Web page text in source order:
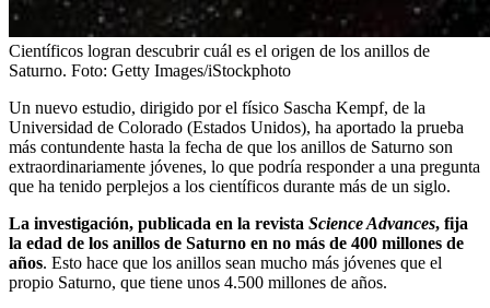
Científicos logran descubrir cuál es el origen de los anillos de
Saturno. Foto: Getty Images/iStockphoto
Un nuevo estudio, dirigido por el físico Sascha Kempf, de la
Universidad de Colorado (Estados Unidos), ha aportado la prueba
más contundente hasta la fecha de que los anillos de Saturno son
extraordinariamente jóvenes, lo que podría responder a una pregunta
que ha tenido perplejos a los científicos durante más de un siglo.
La investigación, publicada en la revista Science Advances, fija
la edad de los anillos de Saturno en no más de 400 millones de
años. Esto hace que los anillos sean mucho más jóvenes que el
propio Saturno, que tiene unos 4.500 millones de años.